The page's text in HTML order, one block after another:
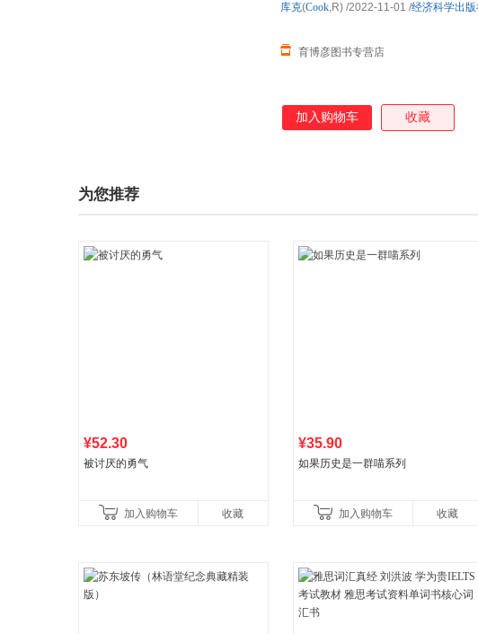
育博彦图书专营店
库克(Cook,R) /2022-11-01 /经济科学出版
加入购物车 收藏
为您推荐
¥52.30
被讨厌的勇气
加入购物车 收藏
¥35.90
如果历史是一群喵系列
加入购物车 收藏